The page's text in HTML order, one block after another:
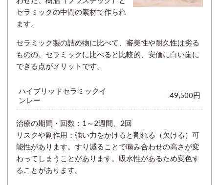
セラミックの中間の素材で作られ
ます。
セラミック製の詰め物に比べて、審美性や耐久性は劣る
ものの、セラミックに比べると比較的、安価に白い歯に
できる点がメリットです。
ハイブリッドセラミックイ
ンレー
49,500円
治療の期間・回数： 1～2週間、2回
リスクや副作用：強い力をかけると割れる（欠ける）可
能性があります。すり減ることで噛み合わせの高さが変
わってしまうことがあります。吸水性があるため変色す
ることがあります。